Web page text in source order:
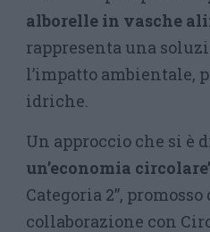
alborelle in vasche
rappresenta una
l’impatto ambientale,
idriche.
Un approccio che si è
un’economia
Categoria 2”,
collaborazione con